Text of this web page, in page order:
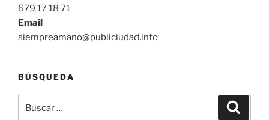
679 17 18 71
Email
siempreamano@publiciudad.info
BÚSQUEDA
por: